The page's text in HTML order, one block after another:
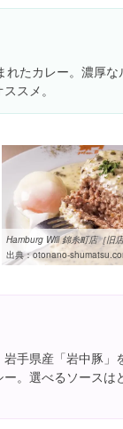
れたカレー。濃厚な
スメ。
出典：otonano-shumatsu.com/
手県産「岩中豚」
。選べるソースは